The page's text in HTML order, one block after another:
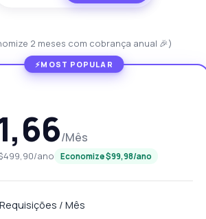
2 meses com cobrança anual 🎉)
/Mês
ano Economize $99,98/ano
/ Mês
coisa
Europa API
coisa sobre Preço da Eletricidade Europa API
de integração, o que precisar.